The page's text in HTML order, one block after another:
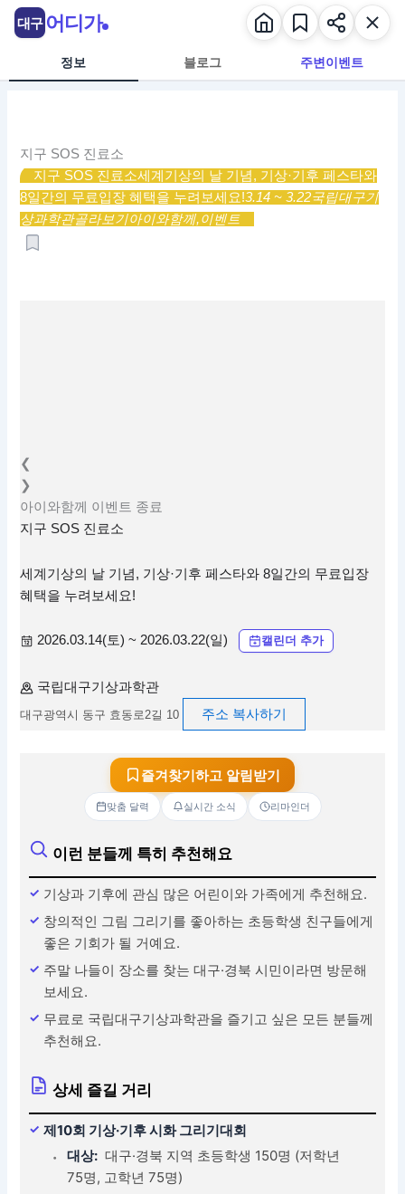
정보 블로그 주변이벤트
지구 SOS 진료소
지구 SOS 진료소세계기상의 날 기념, 기상·기후 페스타와
8일간의 무료입장 혜택을 누려보세요!3.14 ~ 3.22국립대구기
상과학관골라보기아이와함께,이벤트
❮
❯
아이와함께 이벤트 종료
지구 SOS 진료소
세계기상의 날 기념, 기상·기후 페스타와 8일간의 무료입장
혜택을 누려보세요!
2026.03.14(토) ~ 2026.03.22(일) 캘린더 추가
국립대구기상과학관
대구광역시 동구 효동로2길 10 주소 복사하기
즐겨찾기하고 알림받기
맞춤 달력 실시간 소식 리마인더
이런 분들께 특히 추천해요
기상과 기후에 관심 많은 어린이와 가족에게 추천해요.
창의적인 그림 그리기를 좋아하는 초등학생 친구들에게
좋은 기회가 될 거예요.
주말 나들이 장소를 찾는 대구·경북 시민이라면 방문해
보세요.
무료로 국립대구기상과학관을 즐기고 싶은 모든 분들께
추천해요.
상세 즐길 거리
제10회 기상·기후 시화 그리기대회
대상: 대구·경북 지역 초등학생 150명 (저학년
75명, 고학년 75명)
대구 어디가